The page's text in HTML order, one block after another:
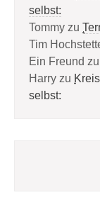
selbst:
Tommy zu
Tim
Ein Freund zu
Harry zu
selbst: